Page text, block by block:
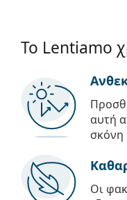
Το Lentiamo
αυτή
σκόνη
Οι